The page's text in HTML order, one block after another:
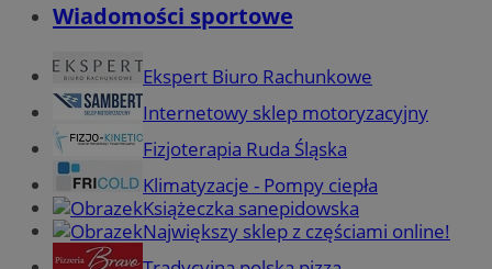
Wiadomości sportowe
Ekspert Biuro Rachunkowe
Internetowy sklep motoryzacyjny
Fizjoterapia Ruda Śląska
Klimatyzacje - Pompy ciepła
Książeczka sanepidowska
Największy sklep z częściami online!